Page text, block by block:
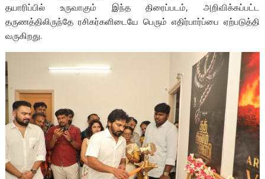
தயாரிப்பில் உருவாகும் இந்த திரைப்படம், அறிவிக்கப்பட்ட
தருணத்திலிருந்தே ரசிகர்களிடையே பெரும் எதிர்பார்ப்பை ஏற்படுத்தி
வருகிறது.